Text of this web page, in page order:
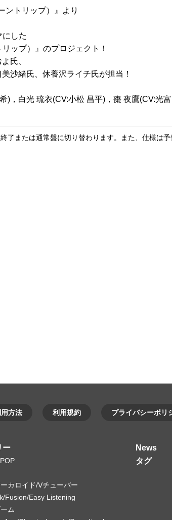
ントリップ）』より
にした
ップ）』のプロジェクト！
氏、
沙緒氏、休養沢ライチ氏が担当！
)，白光 琉衣(CV:小松 昌平)，棗 夜鷹(CV:光
了または通常盤に切り替わります。また、仕様は
方法 利用規約 プライバシーポリ
ー
カロイド/Vチューバー
Fusion/Easy Listening
ム
News
タグ